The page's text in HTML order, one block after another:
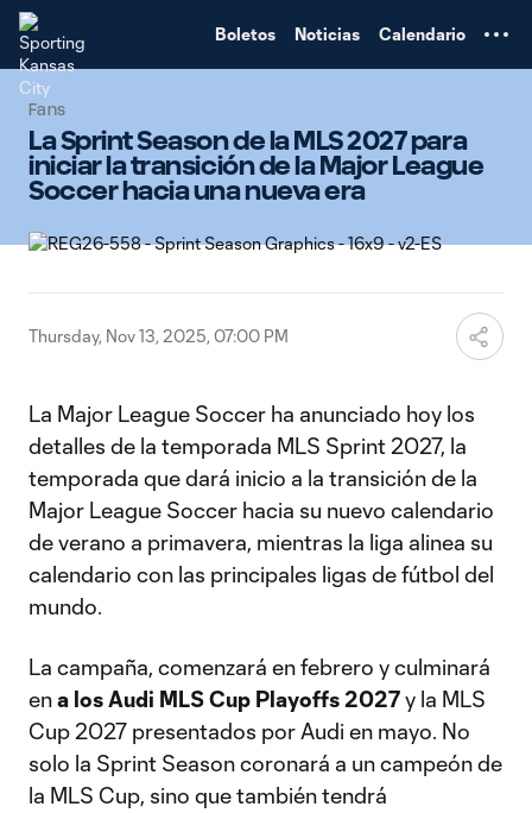
Boletos Noticias Calendario
Fans
La Sprint Season de la MLS 2027 para
iniciar la transición de la Major League
Soccer hacia una nueva era
Thursday, Nov 13, 2025, 07:00 PM
La Major League Soccer ha anunciado hoy los
detalles de la temporada MLS Sprint 2027, la
temporada que dará inicio a la transición de la
Major League Soccer hacia su nuevo calendario
de verano a primavera, mientras la liga alinea su
calendario con las principales ligas de fútbol del
mundo.
La campaña, comenzará en febrero y culminará
ena los Audi MLS Cup Playoffs 2027y la MLS
Cup 2027 presentados por Audi en mayo. No
solo la Sprint Season coronará a un campeón de
la MLS Cup, sino que también tendrá